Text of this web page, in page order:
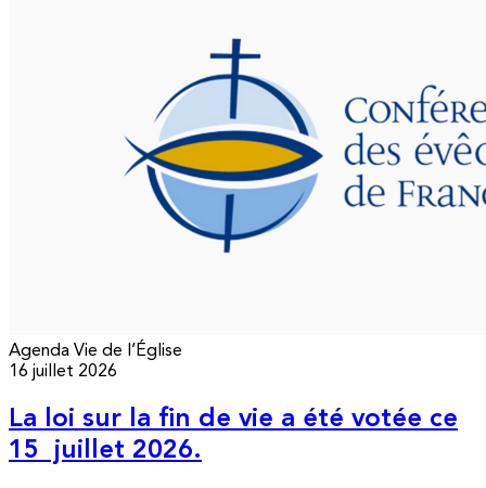
Agenda Vie de l’Église
16 juillet 2026
La loi sur la fin de vie a été votée ce
15 juillet 2026.